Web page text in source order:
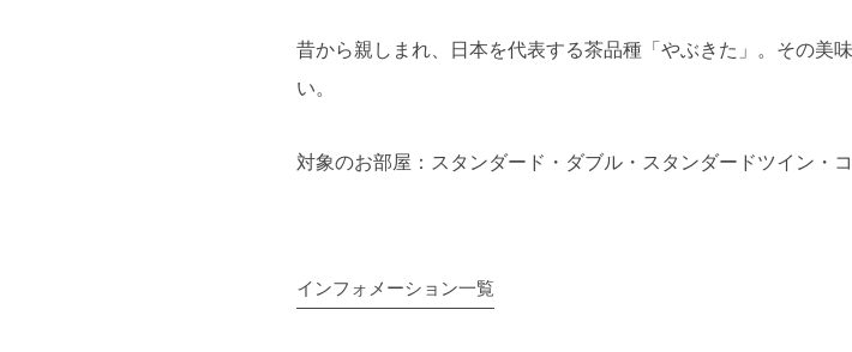
昔から親しまれ、日本を代表する茶品種「やぶきた」。その美
い。
対象のお部屋：スタンダード・ダブル・スタンダードツイン・
インフォメーション一覧